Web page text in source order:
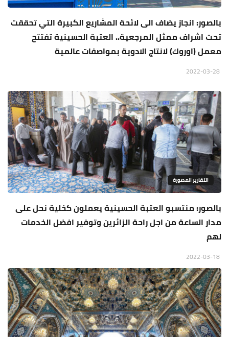
بالصور: انجاز يضاف الى لائحة المشاريع الكبيرة التي تحققت
تحت اشراف ممثل المرجعية.. العتبة الحسينية تفتتح
معمل (اوروك) لانتاج الادوية بمواصفات عالمية
التقارير المصورة
بالصور: منتسبو العتبة الحسينية يعملون كخلية نحل على
مدار الساعة من اجل راحة الزائرين وتوفير افضل الخدمات
لهم